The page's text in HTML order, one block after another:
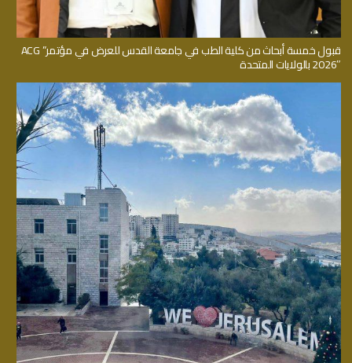
قبول خمسة أبحاث من كلية الطب في جامعة القدس للعرض في مؤتمر” ACG
2026″ بالولايات المتحدة